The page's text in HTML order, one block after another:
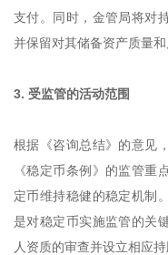
支付。同时，金管局将对
并保留对其储备资产质量
3. 受监管的活动范围
根据《咨询总结》的意见
《稳定币条例》的监管重
定币维持稳健的稳定机制
是对稳定币实施监管的关
人资质的审查并设立相应持